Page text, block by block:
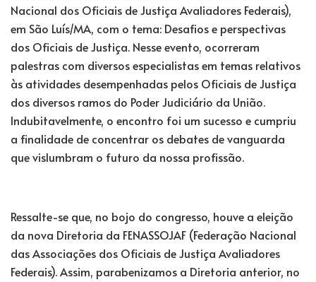
Nacional dos Oficiais de Justiça Avaliadores Federais),
em São Luís/MA, com o tema: Desafios e perspectivas
dos Oficiais de Justiça. Nesse evento, ocorreram
palestras com diversos especialistas em temas relativos
às atividades desempenhadas pelos Oficiais de Justiça
dos diversos ramos do Poder Judiciário da União.
Indubitavelmente, o encontro foi um sucesso e cumpriu
a finalidade de concentrar os debates de vanguarda
que vislumbram o futuro da nossa profissão.
Ressalte-se que, no bojo do congresso, houve a eleição
da nova Diretoria da FENASSOJAF (Federação Nacional
das Associações dos Oficiais de Justiça Avaliadores
Federais). Assim, parabenizamos a Diretoria anterior, no